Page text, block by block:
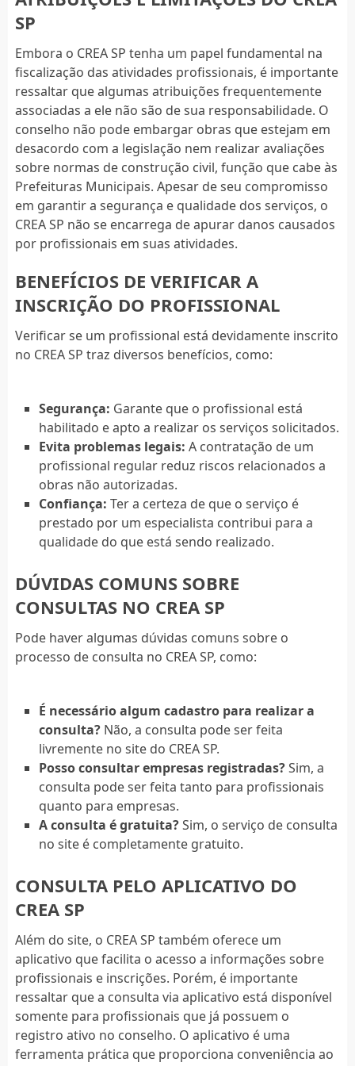
SP
Embora o CREA SP tenha um papel fundamental na
fiscalização das atividades profissionais, é importante
ressaltar que algumas atribuições frequentemente
associadas a ele não são de sua responsabilidade. O
conselho não pode embargar obras que estejam em
desacordo com a legislação nem realizar avaliações
sobre normas de construção civil, função que cabe às
Prefeituras Municipais. Apesar de seu compromisso
em garantir a segurança e qualidade dos serviços, o
CREA SP não se encarrega de apurar danos causados
por profissionais em suas atividades.
BENEFÍCIOS DE VERIFICAR A
INSCRIÇÃO DO PROFISSIONAL
Verificar se um profissional está devidamente inscrito
no CREA SP traz diversos benefícios, como:
Segurança: Garante que o profissional está
habilitado e apto a realizar os serviços solicitados.
Evita problemas legais: A contratação de um
profissional regular reduz riscos relacionados a
obras não autorizadas.
Confiança: Ter a certeza de que o serviço é
prestado por um especialista contribui para a
qualidade do que está sendo realizado.
DÚVIDAS COMUNS SOBRE
CONSULTAS NO CREA SP
Pode haver algumas dúvidas comuns sobre o
processo de consulta no CREA SP, como:
É necessário algum cadastro para realizar a
consulta?Não, a consulta pode ser feita
livremente no site do CREA SP.
Posso consultar empresas registradas?Sim, a
consulta pode ser feita tanto para profissionais
quanto para empresas.
A consulta é gratuita?Sim, o serviço de consulta
no site é completamente gratuito.
CONSULTA PELO APLICATIVO DO
CREA SP
Além do site, o CREA SP também oferece um
aplicativo que facilita o acesso a informações sobre
profissionais e inscrições. Porém, é importante
ressaltar que a consulta via aplicativo está disponível
somente para profissionais que já possuem o
registro ativo no conselho. O aplicativo é uma
ferramenta prática que proporciona conveniência ao